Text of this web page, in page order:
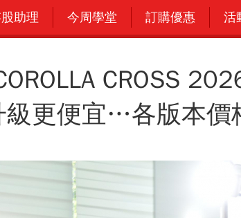
助理 今周學堂 訂購優惠 活
CROSS
級更便宜…各版本價